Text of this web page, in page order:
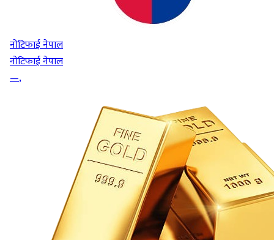
नोटिफाई नेपाल
नोटिफाई नेपाल
—,